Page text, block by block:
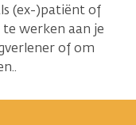
(ex-)patiënt of
werken aan je
of om